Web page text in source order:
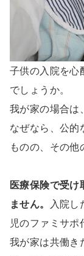
子供の入院を心
でしょうか。
我が家の場合は
なぜなら、公的
ものの、その他
医療保険で受
ません。
入院し
児のファミサポ
我が家は共働き